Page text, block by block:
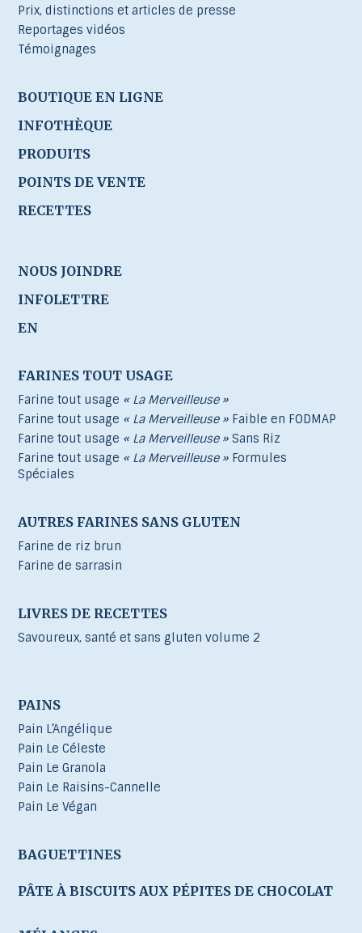
Prix, distinctions et articles de presse
Reportages vidéos
Témoignages
BOUTIQUE EN LIGNE
INFOTHÈQUE
PRODUITS
POINTS DE VENTE
RECETTES
NOUS JOINDRE
INFOLETTRE
EN
FARINES TOUT USAGE
Farine tout usage « La Merveilleuse »
Farine tout usage « La Merveilleuse » Faible en FODMAP
Farine tout usage « La Merveilleuse » Sans Riz
Farine tout usage « La Merveilleuse » Formules
Spéciales
AUTRES FARINES SANS GLUTEN
Farine de riz brun
Farine de sarrasin
LIVRES DE RECETTES
Savoureux, santé et sans gluten volume 2
PAINS
Pain L’Angélique
Pain Le Céleste
Pain Le Granola
Pain Le Raisins-Cannelle
Pain Le Végan
BAGUETTINES
PÂTE À BISCUITS AUX PÉPITES DE CHOCOLAT